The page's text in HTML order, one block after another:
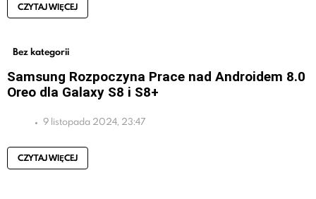
CZYTAJ WIĘCEJ
Bez kategorii
Samsung Rozpoczyna Prace nad Androidem 8.0
Oreo dla Galaxy S8 i S8+
9 listopada 2024, 23:47
CZYTAJ WIĘCEJ